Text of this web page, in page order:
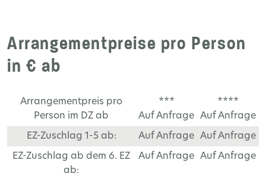
Arrangementpreise pro Person
in € ab
Arrangementpreis pro
Person im DZ ab
***
Auf Anfrage
****
Auf Anfrage
EZ-Zuschlag 1-5 ab: Auf Anfrage Auf Anfrage
EZ-Zuschlag ab dem 6. EZ
ab:
Auf Anfrage Auf Anfrage